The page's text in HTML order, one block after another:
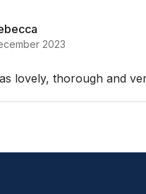
2023
lovely, thorough and